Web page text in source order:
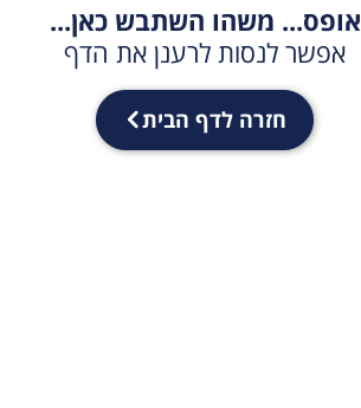
אופס... משהו השתבש כאן...
אפשר לנסות לרענן את הדף
חזרה לדף הבית